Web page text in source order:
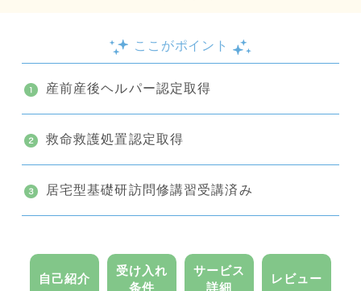
ここがポイント
産前産後ヘルパー認定取得
救命救護処置認定取得
居宅型基礎研訪問修講習受講済み
自己紹介
受け入れ
条件
サービス
詳細
レビュー